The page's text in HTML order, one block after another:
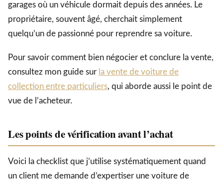
garages où un véhicule dormait depuis des années. Le
propriétaire, souvent âgé, cherchait simplement
quelqu’un de passionné pour reprendre sa voiture.
Pour savoir comment bien négocier et conclure la vente,
consultez mon guide sur la vente de voiture de
collection entre particuliers, qui aborde aussi le point de
vue de l’acheteur.
Les points de vérification avant l’achat
Voici la checklist que j’utilise systématiquement quand
un client me demande d’expertiser une voiture de